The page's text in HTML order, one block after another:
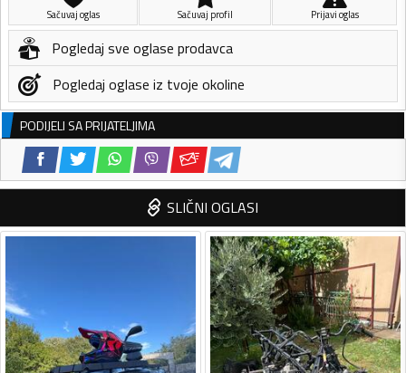
Sačuvaj oglas Sačuvaj profil Prijavi oglas
Pogledaj sve oglase prodavca
Pogledaj oglase iz tvoje okoline
PODIJELI SA PRIJATELJIMA
SLIČNI OGLASI